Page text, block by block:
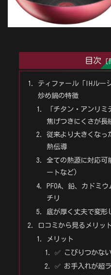
目次
ティファール「IHルー
炒め鍋の特徴
「チタン・アンリ
焦げつきにくさが長
従来より大きくなっ
熱伝導
全ての熱源に対応
ートなど)
PFOA、鉛、カドミ
チリ
底が厚く丈夫で変形
口コミから見るメリッ
メリット
✅ こびりつかな
✅ お手入れが超ラ